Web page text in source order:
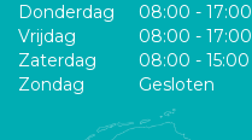
Donderdag
08:00 - 17:00
Vrijdag
08:00 - 17:00
Zaterdag
08:00 - 15:00
Zondag
Gesloten